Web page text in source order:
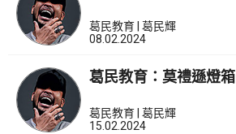
葛民教育 | 葛民輝
08.02.2024
葛民教育：莫禮遜燈箱
葛民教育 | 葛民輝
15.02.2024